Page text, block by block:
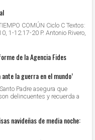
COMÚN Ciclo C Textos:
1-12.17-20 P. Antonio Rivero,
de la Agencia Fides
la guerra en el mundo’
Padre asegura que
delincuentes y recuerda a
navideñas de media noche: